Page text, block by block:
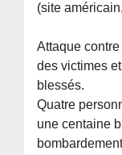
(site
Attaque
des victimes
blessés.
Quatre
une centaine